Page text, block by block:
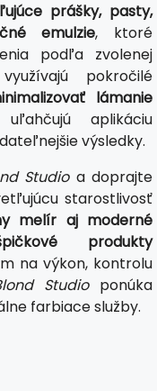
prášky, pasty,
emulzie, ktoré
podľa zvolenej
pokročilé
lámanie
aplikáciu
výsledky.
Studioa doprajte
starostlivosť
melír aj moderné
produkty
na výkon, kontrolu
Studioponúka
farbiace služby.